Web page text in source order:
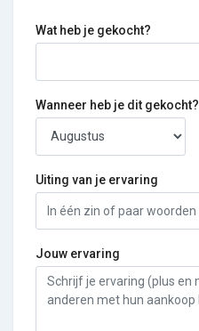
Wat heb je gekocht?
Wanneer heb je dit gekocht?
Uiting van je ervaring
Jouw ervaring